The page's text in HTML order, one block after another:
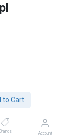
to Cart
Brands Account